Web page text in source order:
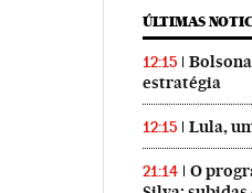
ÚLTIMAS
12:15
estratégia
12:15 Lula,
21:14
O